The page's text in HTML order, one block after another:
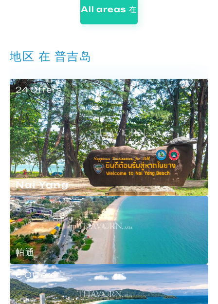
All areas 在
地区 在 普吉岛
24 Offers
Nai Yang
帕通
6 Offers